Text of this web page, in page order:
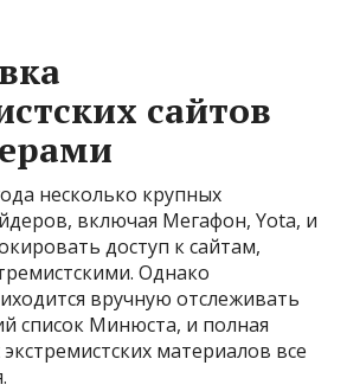
сайтов
несколько крупных
включая Мегафон, Yota, и
доступ к сайтам,
Однако
вручную отслеживать
список Минюста, и полная
материалов все